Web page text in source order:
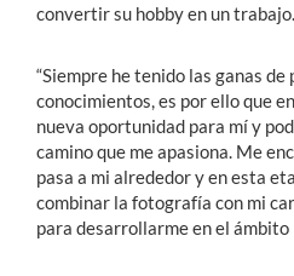
convertir su hobby en un trabajo.
“Siempre he tenido las ganas
conocimientos, es por ello que
nueva oportunidad para mí y
camino que me apasiona. Me
pasa a mi alrededor y en esta
combinar la fotografía con mi
para desarrollarme en el ámbito